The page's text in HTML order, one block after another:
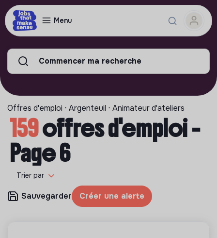
Menu
Commencer ma recherche
Offres d'emploi ⋅ Argenteuil ⋅ Animateur d'ateliers
159offres d'emploi -
Page 6
Trier par
Sauvegarder Créer une alerte